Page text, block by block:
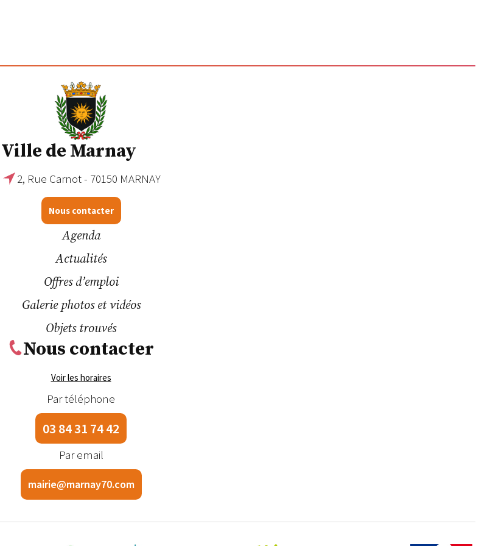
Ville de Marnay
2, Rue Carnot - 70150 MARNAY
Nous contacter
Agenda
Actualités
Offres d’emploi
Galerie photos et vidéos
Objets trouvés
Nous contacter
Voir les horaires
Par téléphone
03 84 31 74 42
Par email
mairie@marnay70.com